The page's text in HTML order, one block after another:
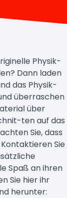
Physik-
Dann laden
das Physik-
überraschen
über
ten auf das
Sie, dass
Sie
Spaß an ihren
Sie hier ihr
herunter: